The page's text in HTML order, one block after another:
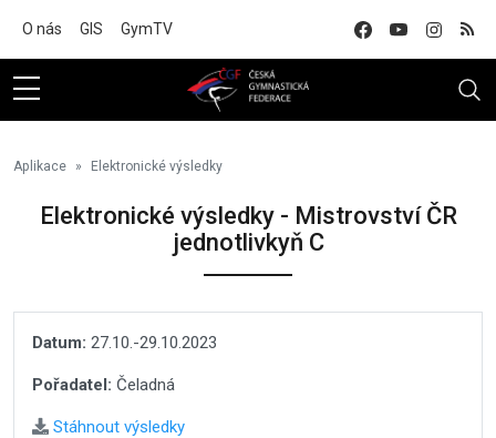
O nás GIS GymTV
Aplikace Elektronické výsledky
Elektronické výsledky - Mistrovství ČR
jednotlivkyň C
Datum: 27.10.-29.10.2023
Pořadatel: Čeladná
Stáhnout výsledky